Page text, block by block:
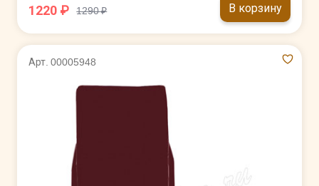
1220 ₽ 1290 ₽ В корзину
Арт. 00005948